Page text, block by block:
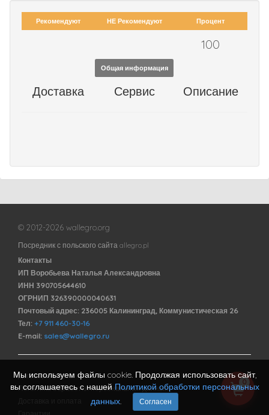
Рекомендуют НЕ Рекомендуют Процент
100
Общая информация
Доставка Сервис Описание
© 2012-2026 wallegro.org
Посредник с польского сайта allegro.pl
Контакты
ИП Воробьева Наталья Александровна
ИНН 390705644610
ОГРНИП 326390000040631
Почтовый адрес: 236005 Калининград, Коммунистическая 26
Тел: +7 911 460-30-16
E-mail: sales@wallegro.ru
Договор оферты
Политика обработки персональных данных
0
Мы используем файлы cookie. Продолжая использовать сайт,
вы соглашаетесь с нашей Политикой обработки персональных
данных
Согласен